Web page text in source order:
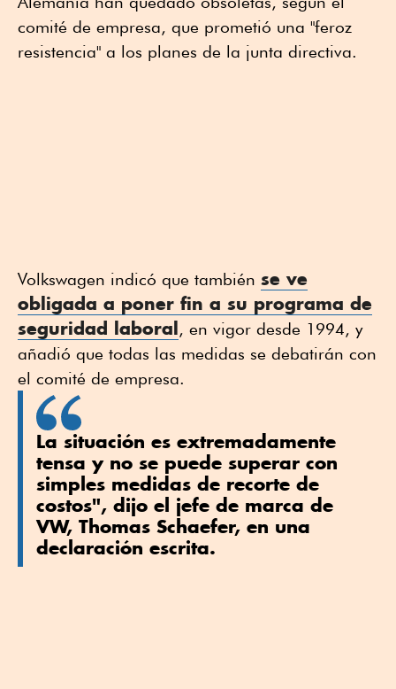
comité de empresa, que prometió una "feroz
resistencia" a los planes de la junta directiva.
Volkswagen indicó que también se ve
obligada a poner fin a su programa de
seguridad laboral , en vigor desde 1994, y
añadió que todas las medidas se debatirán con
el comité de empresa.
La situación es extremadamente
tensa y no se puede superar con
simples medidas de recorte de
costos", dijo el jefe de marca de
VW, Thomas Schaefer, en una
declaración escrita.